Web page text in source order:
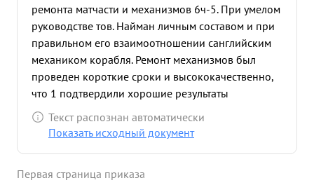
ремонта матчасти и механизмов 6ч-5. При умелом
руководстве тов. Найман личным составом и при
правильном его взаимоотношении санглийским
механиком корабля. Ремонт механизмов был
проведен короткие сроки и высококачественно,
что 1 подтвердили хорошие результаты
испытания коробля. Одновременно тов. Найман в
короткив сроки подготовили Л/С. к
напористой работай добился значительной
Текст распознан автоматически
Показать исходный документ
Первая страница приказа